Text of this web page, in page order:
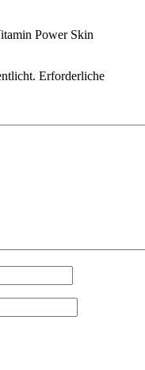
Power Skin
Erforderliche